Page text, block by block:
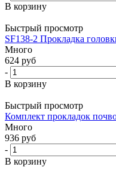
В корзину
Быстрый просмотр
SF138-2 Прокладка
Много
624 руб
-
В корзину
Быстрый просмотр
Комплект прокладок
Много
936 руб
-
В корзину